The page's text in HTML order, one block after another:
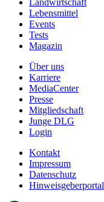
Landwirtschaft
Lebensmittel
Events
Tests
Magazin
Über uns
Karriere
MediaCenter
Presse
Mitgliedschaft
Junge DLG
Login
Kontakt
Impressum
Datenschutz
Hinweisgeberportal